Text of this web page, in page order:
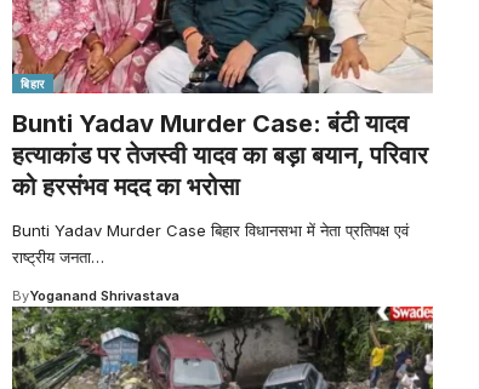
बिहार
Bunti Yadav Murder Case: बंटी यादव
हत्याकांड पर तेजस्वी यादव का बड़ा बयान, परिवार
को हरसंभव मदद का भरोसा
Bunti Yadav Murder Case बिहार विधानसभा में नेता प्रतिपक्ष एवं
राष्ट्रीय जनता…
ByYoganand Shrivastava